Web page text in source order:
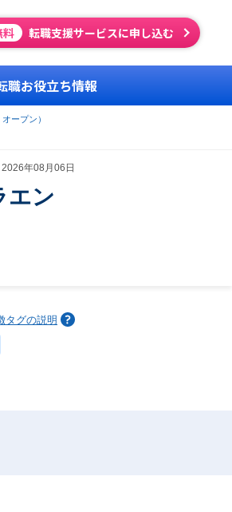
料 転職支援サービスに申し込む
職お役立ち情報
ープン）
年08月06日
エン
タグの説明